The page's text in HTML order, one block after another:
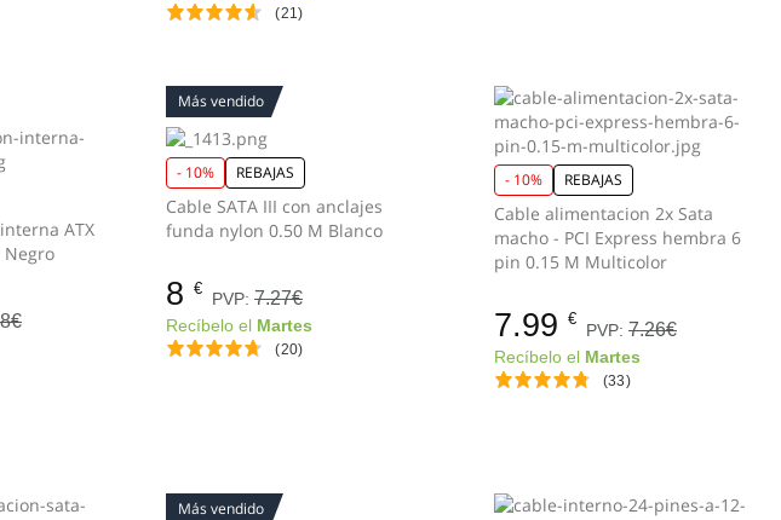
(21)
ATX
Más vendido
- 10% REBAJAS
Cable SATA III con anclajes
funda nylon 0.50 M Blanco
8 €
PVP:7.27€
Recíbelo el Martes
(20)
- 10% REBAJAS
Cable alimentacion 2x Sata
macho - PCI Express hembra 6
pin 0.15 M Multicolor
7.99 €
PVP: 7.26€
Recíbelo el Martes
(33)
Más vendido